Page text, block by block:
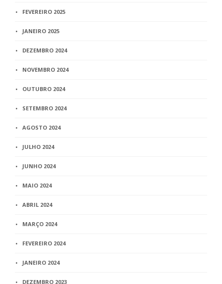
FEVEREIRO 2025
JANEIRO 2025
DEZEMBRO 2024
NOVEMBRO 2024
OUTUBRO 2024
SETEMBRO 2024
AGOSTO 2024
JULHO 2024
JUNHO 2024
MAIO 2024
ABRIL 2024
MARÇO 2024
FEVEREIRO 2024
JANEIRO 2024
DEZEMBRO 2023